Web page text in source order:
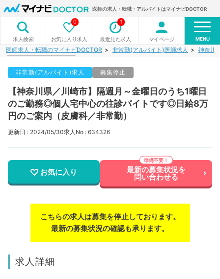
医師の求人・転職・アルバイトはマイナビDOCTOR
求人検索 お気に入り求人
0
最近見た求人
1
マイページ MENU
医師求人・転職のマイナビDOCTOR 非常勤(アルバイト)医師求人 神奈川
非常勤(アルバイト)求人 募集停止
【神奈川県／川崎市】隔週月～金曜日のうち1曜日
のご勤務◎個人宅中心の往診バイトです◎日給8万
円のご案内（皮膚科／非常勤）
更新日 : 2024/05/30求人No : 634326
お気に入り 最新の募集状況を
問い合わせる
こちらの求人は募集を停止しております。
最新の募集状況の確認も承ります。
求人詳細